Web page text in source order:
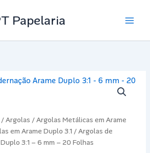
Papelaria
/Argolas /Argolas Metálicas em Arame
em Arame Duplo 3.1 / Argolas de
3:1 – 6 mm – 20 Folhas